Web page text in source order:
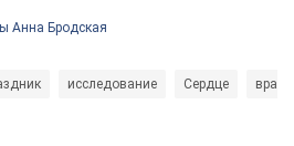
Анна Бродская
исследование Сердце врачи